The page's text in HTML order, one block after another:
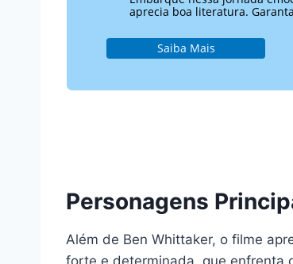
aprecia boa literatura.
Saiba Mais
Personagens
Além de Ben Whittaker, o filme